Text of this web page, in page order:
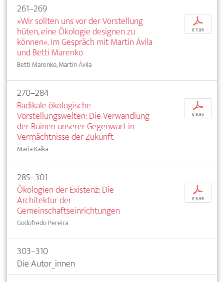
261–269
»Wir sollten uns vor der Vorstellung
hüten, eine Ökologie designen zu
können«. Im Gespräch mit Martín Ávila
und Betti Marenko
Betti Marenko, Martín Ávila
p
€ 7,95
270–284
Radikale ökologische
Vorstellungswelten: Die Verwandlung
der Ruinen unserer Gegenwart in
Vermächtnisse der Zukunft
Maria Kaika
p
€ 9,95
285–301
Ökologien der Existenz: Die
Architektur der
Gemeinschaftseinrichtungen
Godofredo Pereira
p
€ 9,95
303–310
Die Autor_innen